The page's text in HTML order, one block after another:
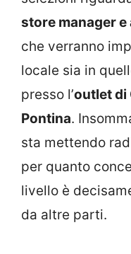
store manager
che verranno
locale sia in
presso l’outlet di
Pontina.
sta mettendo
per quanto
livello è
da altre parti.